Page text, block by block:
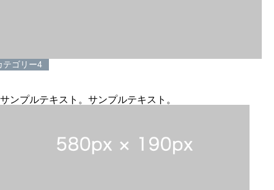
テゴリー4
サンプルテキスト。サンプルテキスト。